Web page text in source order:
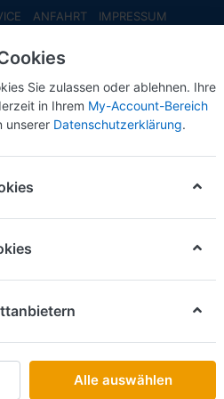
ANFAHRT IMPRESSUM
NEUHEITEN
- 2025
Sie zulassen oder ablehnen. Ihre
in Ihrem My-Account-Bereich
unserer Datenschutzerklärung.
Alle auswählen